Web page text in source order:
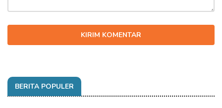
KIRIM KOMENTAR
BERITA POPULER